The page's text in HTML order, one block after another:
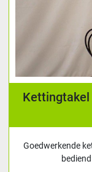
Kettingtakel
Goedwerkende